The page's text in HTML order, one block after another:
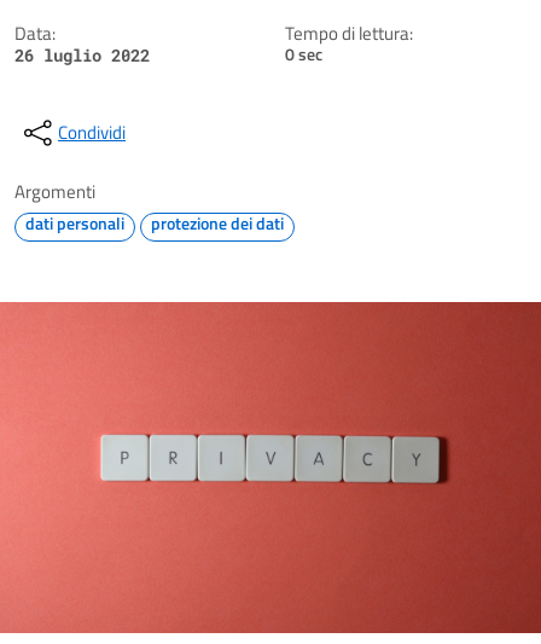
Data:
26 luglio 2022
Tempo di lettura:
0 sec
Condividi
Argomenti
dati personali protezione dei dati